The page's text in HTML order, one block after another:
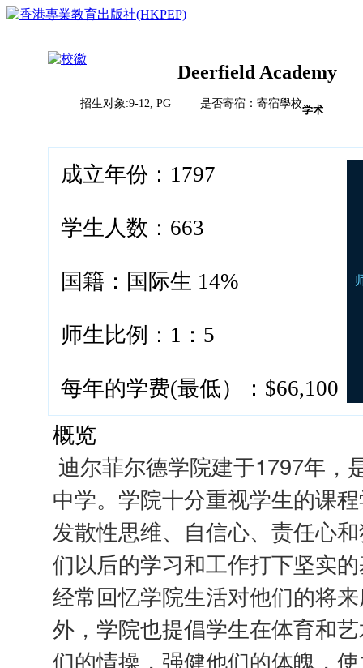
教育竞争力评比体系说明
校风评比体系说明
国际学校
中国
欧洲
北美
非洲
2023HKPEP全球最具教育竞争力国际学校100强
2023HKPEP中国外籍人員子女国际学校最具竞争力
2022香港最具教育竞争力中学50强龙虎榜<
2022香港最具教育竞争力国际学校20强龙虎榜
新闻
联系
Deerfield Academy
招生对象:9-12, PG 是否寄宿：寄宿學校
成立年份：1797
学生人数：663
国籍：国际生 14%
师生比例：1：5
每年的学费(最低）：$66,100
概览
迪尔菲尔德学院建于1797年，
中学。学院十分重视学生的课
发散性思维、自信心、责任心
们以后的学习和工作打下坚实
经常回忆学院生活对他们的将
外，学院也提倡学生在体育和
们的情操，强健他们的体魄，
学术